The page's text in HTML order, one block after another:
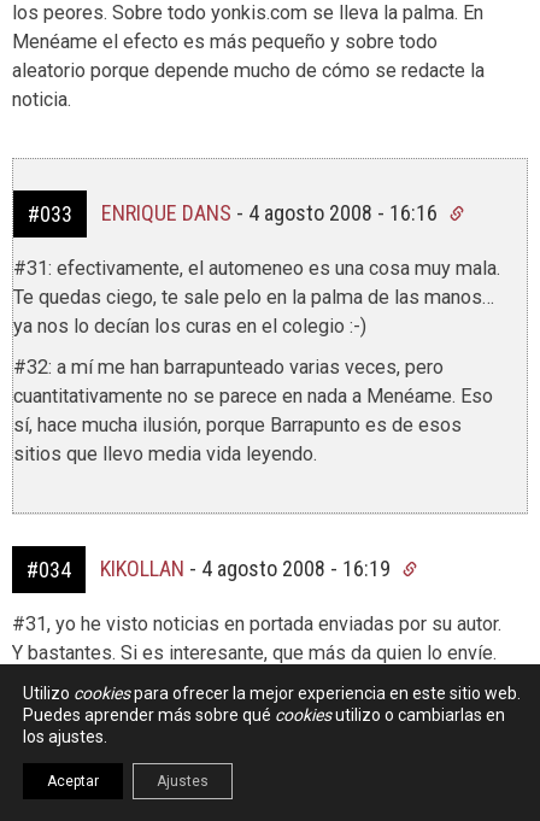
los peores. Sobre todo yonkis.com se lleva la palma. En
Menéame el efecto es más pequeño y sobre todo
aleatorio porque depende mucho de cómo se redacte la
noticia.
#033 ENRIQUE DANS - 4 agosto 2008 - 16:16
#31: efectivamente, el automeneo es una cosa muy mala.
Te quedas ciego, te sale pelo en la palma de las manos…
ya nos lo decían los curas en el colegio :-)
#32: a mí me han barrapunteado varias veces, pero
cuantitativamente no se parece en nada a Menéame. Eso
sí, hace mucha ilusión, porque Barrapunto es de esos
sitios que llevo media vida leyendo.
#034 KIKOLLAN - 4 agosto 2008 - 16:19
#31, yo he visto noticias en portada enviadas por su autor.
Y bastantes. Si es interesante, que más da quien lo envíe.
#035 PATRICIO-4 agosto 2008 - 16:26
Utilizo cookiespara ofrecer la mejor experiencia en este sitio web.
Puedes aprender más sobre qué cookiesutilizo o cambiarlas en
los ajustes.
Aceptar Ajustes